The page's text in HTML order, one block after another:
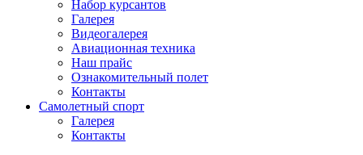
Набор курсантов
Галерея
Видеогалерея
Авиационная техника
Наш прайс
Ознакомительный полет
Контакты
Самолетный спорт
Галерея
Контакты